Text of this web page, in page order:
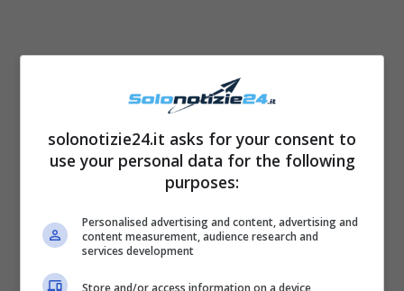
LEGGI ANCHE -> Gina
solonotizie24.it asks for your consent to
use your personal data for the following
purposes:
Personalised advertising and content, advertising and
content measurement, audience research and
services development
Store and/or access information on a device